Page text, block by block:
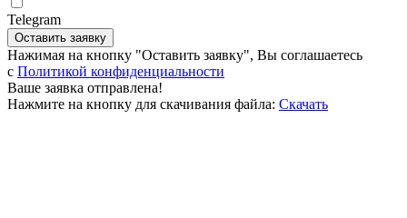
Telegram
Оставить заявку
Нажимая на кнопку "Оставить заявку", Вы соглашаетесь
c Политикой конфиденциальности
Ваше заявка отправлена!
Нажмите на кнопку для скачивания файла: Скачать